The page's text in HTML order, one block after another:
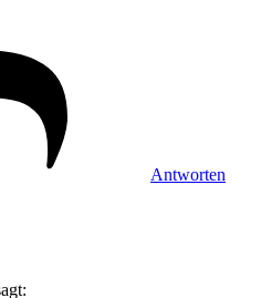
Antworten